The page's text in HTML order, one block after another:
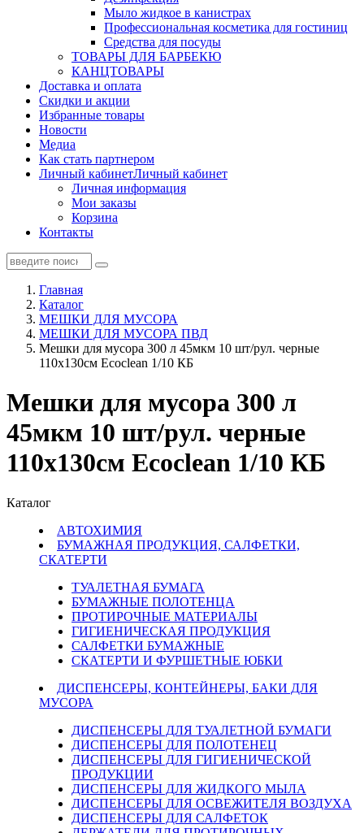
Мыло жидкое в канистрах
Профессиональная косметика для гостиниц
Средства для посуды
ТОВАРЫ ДЛЯ БАРБЕКЮ
КАНЦТОВАРЫ
Доставка и оплата
Скидки и акции
Избранные товары
Новости
Медиа
Как стать партнером
Личный кабинетЛичный кабинет
Личная информация
Мои заказы
Корзина
Контакты
Главная
Каталог
МЕШКИ ДЛЯ МУСОРА
МЕШКИ ДЛЯ МУСОРА ПВД
Мешки для мусора 300 л 45мкм 10 шт/рул. черные
110х130см Ecoclean 1/10 КБ
Мешки для мусора 300 л
45мкм 10 шт/рул. черные
110х130см Ecoclean 1/10 КБ
Каталог
АВТОХИМИЯ
БУМАЖНАЯ ПРОДУКЦИЯ, САЛФЕТКИ,
СКАТЕРТИ
ТУАЛЕТНАЯ БУМАГА
БУМАЖНЫЕ ПОЛОТЕНЦА
ПРОТИРОЧНЫЕ МАТЕРИАЛЫ
ГИГИЕНИЧЕСКАЯ ПРОДУКЦИЯ
САЛФЕТКИ БУМАЖНЫЕ
СКАТЕРТИ И ФУРШЕТНЫЕ ЮБКИ
ДИСПЕНСЕРЫ, КОНТЕЙНЕРЫ, БАКИ ДЛЯ
МУСОРА
ДИСПЕНСЕРЫ ДЛЯ ТУАЛЕТНОЙ БУМАГИ
ДИСПЕНСЕРЫ ДЛЯ ПОЛОТЕНЕЦ
ДИСПЕНСЕРЫ ДЛЯ ГИГИЕНИЧЕСКОЙ
ПРОДУКЦИИ
ДИСПЕНСЕРЫ ДЛЯ ЖИДКОГО МЫЛА
ДИСПЕНСЕРЫ ДЛЯ ОСВЕЖИТЕЛЯ ВОЗДУХА
ДИСПЕНСЕРЫ ДЛЯ САЛФЕТОК